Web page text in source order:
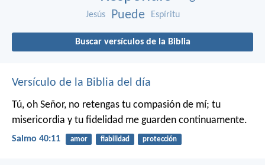
Jesús Puede Espíritu
Buscar versículos de la Biblia
Versículo de la Biblia del día
Tú, oh Señor, no retengas tu compasión de mí; tu
misericordia y tu fidelidad me guarden continuamente.
Salmo 40:11 amor fiabilidad protección